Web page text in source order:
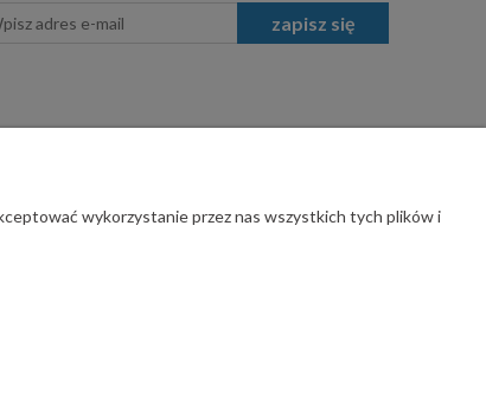
zapisz się
wykorzystanie przez nas wszystkich tych plików i